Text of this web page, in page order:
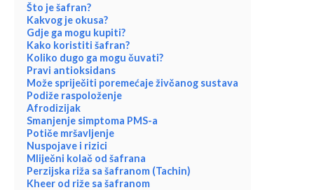
Što je šafran?
Kakvog je okusa?
Gdje ga mogu kupiti?
Kako koristiti šafran?
Koliko dugo ga mogu čuvati?
Pravi antioksidans
Može spriječiti poremećaje živčanog sustava
Podiže raspoloženje
Afrodizijak
Smanjenje simptoma PMS-a
Potiče mršavljenje
Nuspojave i rizici
Mliječni kolač od šafrana
Perzijska riža sa šafranom (Tachin)
Kheer od riže sa šafranom